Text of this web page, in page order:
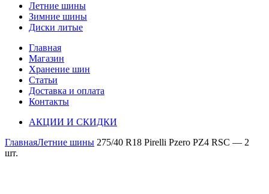
Летние шины
Зимние шины
Диски литые
Главная
Магазин
Хранение шин
Статьи
Доставка и оплата
Контакты
АКЦИИ И СКИДКИ
ГлавнаяЛетние шины 275/40 R18 Pirelli Pzero PZ4 RSC — 2
шт.